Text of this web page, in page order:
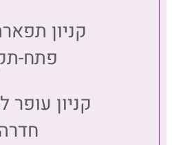
קניון
פתח-
קניון עופר
חדרה